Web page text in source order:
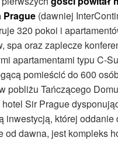
Prague (dawniej
320 pokoi i
spa oraz zaplecze
apartamentami typu C-
pomieścić do 600
pobliżu Tańczącego
Sir Prague
inwestycją, której oddanie
od dawna, jest kompleks